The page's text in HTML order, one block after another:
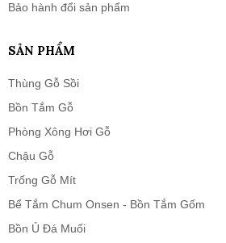
Bảo hành đổi sản phẩm
SẢN PHẨM
Thùng Gỗ Sồi
Bồn Tắm Gỗ
Phòng Xông Hơi Gỗ
Chậu Gỗ
Trống Gỗ Mít
Bể Tắm Chum Onsen - Bồn Tắm Gốm
Bồn Ủ Đá Muối